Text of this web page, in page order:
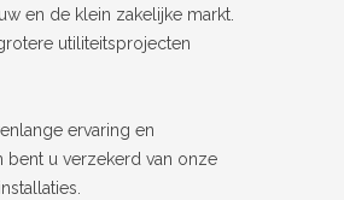
en de klein zakelijke markt.
utiliteitsprojecten
ervaring en
bent u verzekerd van onze